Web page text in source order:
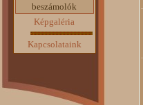
beszámolók
Képgaléria
Kapcsolataink